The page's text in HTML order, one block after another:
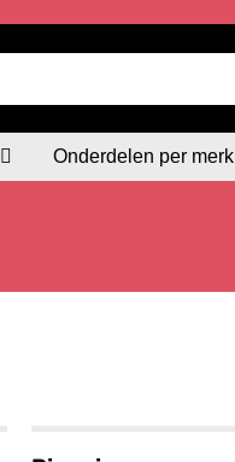
Onderdelen per merk